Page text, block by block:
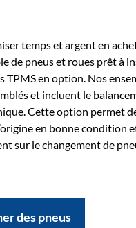
temps et argent en
de pneus et roues prêt à
TPMS en option. Nos
et incluent le
Cette option permet
en bonne condition
sur le changement de
des pneus